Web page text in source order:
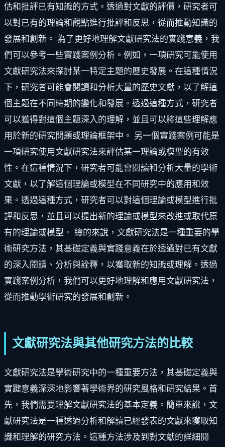
估和批評已有知識的方式。透過對文獻的評價，研究者可
以對已有的理論和觀點進行批評和反思，從而推動知識的
發展和創新。 為了更好地理解文獻研究法的實踐意義，我
們可以參考一些實踐案例分析。例如，一項研究可能使用
文獻研究法來探討某一特定主題的歷史發展。在這種情況
下，研究者可能會閱讀和分析大量的歷史文獻，以了解這
個主題在不同時期的變化和發展。透過這種方式，研究者
可以獲得對這個主題深入的理解，並且可以將這些理解應
用於新的研究問題或理論框架中。 另一個實踐案例可能是
一項研究使用文獻研究法來評估某一理論或模型的有效
性。在這種情況下，研究者可能會閱讀和分析大量的學術
文獻，以了解這個理論或模型在不同研究中的應用和效
果。透過這種方式，研究者可以對這個理論或模型進行批
評和反思，並且可以提出新的理論或模型來改進或取代原
有的理論或模型。 總的來說，文獻研究法是一種重要的學
術研究方法，其基礎定義與實踐意義在於透過對已有文獻
的深入閱讀、分析與詮釋，以獲取新的知識或理解。透過
實踐案例分析，我們可以更好地理解和應用文獻研究法，
從而推動學術研究的發展和創新。
文獻研究法與其他研究方法的比較
文獻研究法是學術研究中的一種重要方法，其基礎定義與
實踺意義深深地影響著學術界的研究風格和研究結果。首
先，我們需要理解文獻研究法的基本定義。簡單來說，文
獻研究法是一種透過分析和解讀已經發表的文獻來獲取知
識和理解的研究方法。這種方法涉及到對文獻的詳細閱